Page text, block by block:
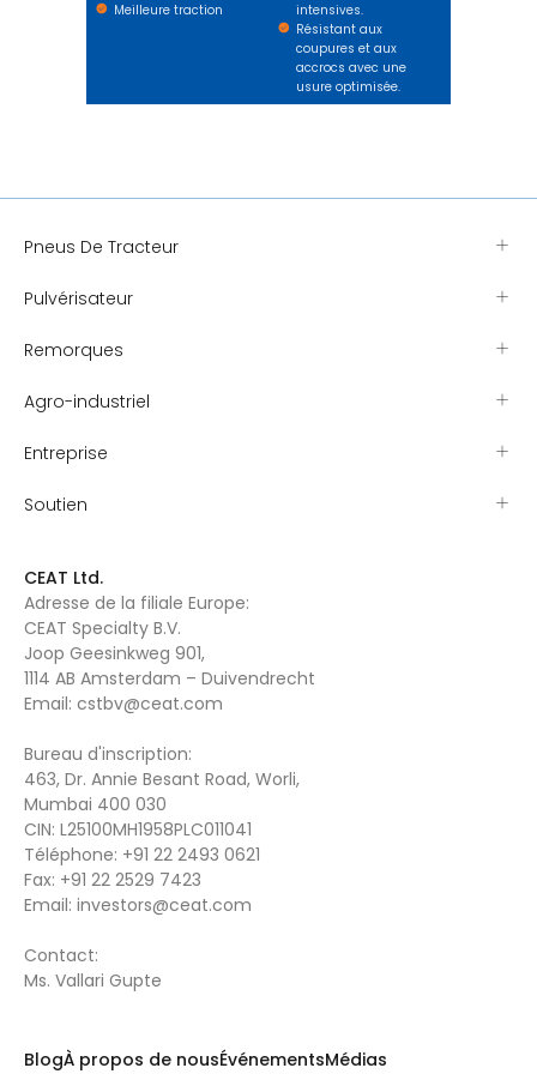
Meilleure traction
intensives.
Résistant aux
coupures et aux
accrocs avec une
usure optimisée.
Pneus De Tracteur
Pulvérisateur
Remorques
Agro-industriel
Entreprise
Soutien
CEAT Ltd.
Adresse de la filiale Europe:
CEAT Specialty B.V.
Joop Geesinkweg 901,
1114 AB Amsterdam – Duivendrecht
Email: cstbv@ceat.com
Bureau d'inscription:
463, Dr. Annie Besant Road, Worli,
Mumbai 400 030
CIN: L25100MH1958PLC011041
Téléphone: +91 22 2493 0621
Fax: +91 22 2529 7423
Email: investors@ceat.com
Contact:
Ms. Vallari Gupte
BlogÀ propos de nousÉvénementsMédias